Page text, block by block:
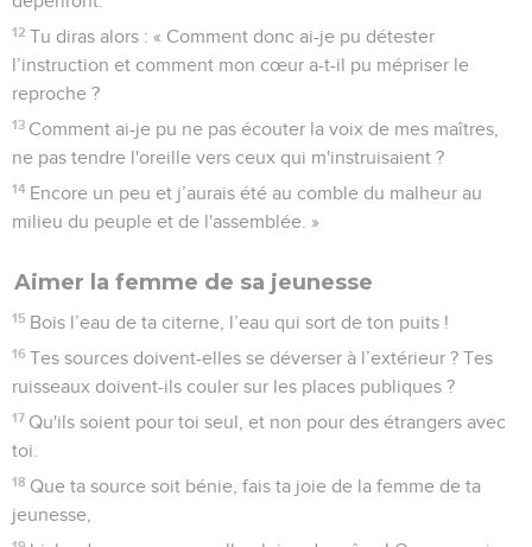
12 Tu diras alors : « Comment donc ai-je pu détester
l’instruction et comment mon cœur a-t-il pu mépriser le
reproche ?
13 Comment ai-je pu ne pas écouter la voix de mes maîtres,
ne pas tendre l'oreille vers ceux qui m'instruisaient ?
14 Encore un peu et j’aurais été au comble du malheur au
milieu du peuple et de l'assemblée. »
Aimer la femme de sa jeunesse
15 Bois l’eau de ta citerne, l’eau qui sort de ton puits !
16 Tes sources doivent-elles se déverser à l’extérieur ? Tes
ruisseaux doivent-ils couler sur les places publiques ?
17 Qu'ils soient pour toi seul, et non pour des étrangers avec
toi.
18 Que ta source soit bénie, fais ta joie de la femme de ta
jeunesse,